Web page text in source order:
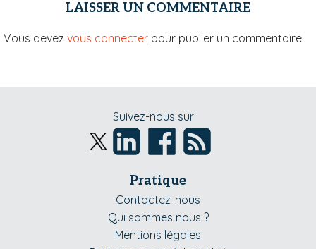
LAISSER UN COMMENTAIRE
Vous devez vous connecter pour publier un commentaire.
Suivez-nous sur
Pratique
Contactez-nous
Qui sommes nous ?
Mentions légales